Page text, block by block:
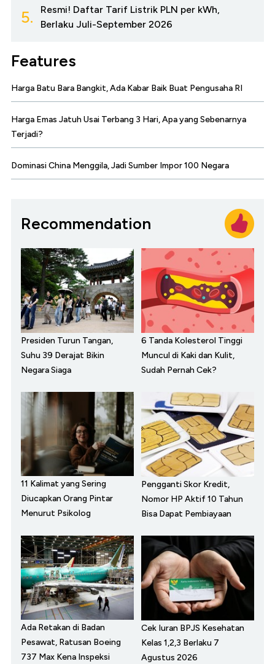
5.
Resmi! Daftar Tarif Listrik PLN per kWh,
Berlaku Juli-September 2026
Features
Harga Batu Bara Bangkit, Ada Kabar Baik Buat Pengusaha RI
Harga Emas Jatuh Usai Terbang 3 Hari, Apa yang Sebenarnya
Terjadi?
Dominasi China Menggila, Jadi Sumber Impor 100 Negara
Recommendation
Presiden Turun Tangan,
Suhu 39 Derajat Bikin
Negara Siaga
6 Tanda Kolesterol Tinggi
Muncul di Kaki dan Kulit,
Sudah Pernah Cek?
11 Kalimat yang Sering
Diucapkan Orang Pintar
Menurut Psikolog
Pengganti Skor Kredit,
Nomor HP Aktif 10 Tahun
Bisa Dapat Pembiayaan
Ada Retakan di Badan
Pesawat, Ratusan Boeing
737 Max Kena Inspeksi
Cek Iuran BPJS Kesehatan
Kelas 1,2,3 Berlaku 7
Agustus 2026